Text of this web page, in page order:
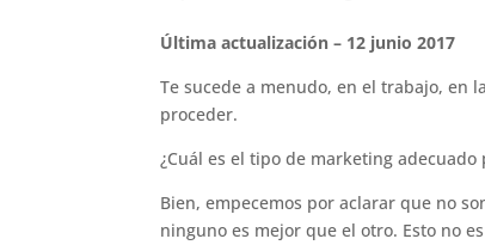
Última actualización – 12 junio 2017
Te sucede a menudo, en el trabajo, en
proceder.
¿Cuál es el tipo de marketing
Bien, empecemos por aclarar que no
ninguno es mejor que el otro. Esto no